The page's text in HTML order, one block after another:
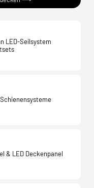
LED-Seilsystem
& LED Deckenpanel